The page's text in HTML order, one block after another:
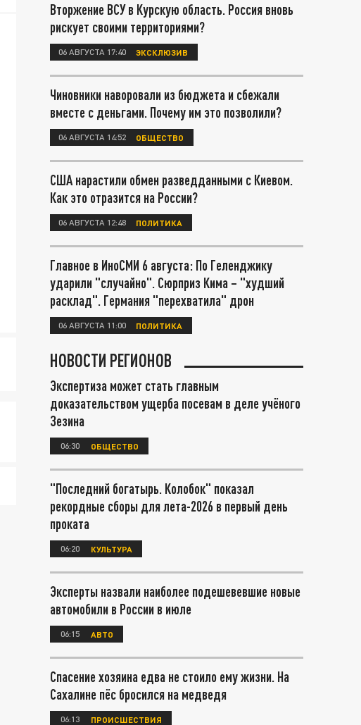
Вторжение ВСУ в Курскую область. Россия вновь
рискует своими территориями?
06 АВГУСТА 17:40 ЭКСКЛЮЗИВ
Чиновники наворовали из бюджета и сбежали
вместе с деньгами. Почему им это позволили?
06 АВГУСТА 14:52 ОБЩЕСТВО
США нарастили обмен разведданными с Киевом.
Как это отразится на России?
06 АВГУСТА 12:48 ПОЛИТИКА
Главное в ИноСМИ 6 августа: По Геленджику
ударили "случайно". Сюрприз Кима – "худший
расклад". Германия "перехватила" дрон
06 АВГУСТА 11:00 ПОЛИТИКА
НОВОСТИ РЕГИОНОВ
Экспертиза может стать главным
доказательством ущерба посевам в деле учёного
Зезина
06:30 ОБЩЕСТВО
"Последний богатырь. Колобок" показал
рекордные сборы для лета-2026 в первый день
проката
06:20 КУЛЬТУРА
Эксперты назвали наиболее подешевевшие новые
автомобили в России в июле
06:15 АВТО
Спасение хозяина едва не стоило ему жизни. На
Сахалине пёс бросился на медведя
06:13 ПРОИСШЕСТВИЯ